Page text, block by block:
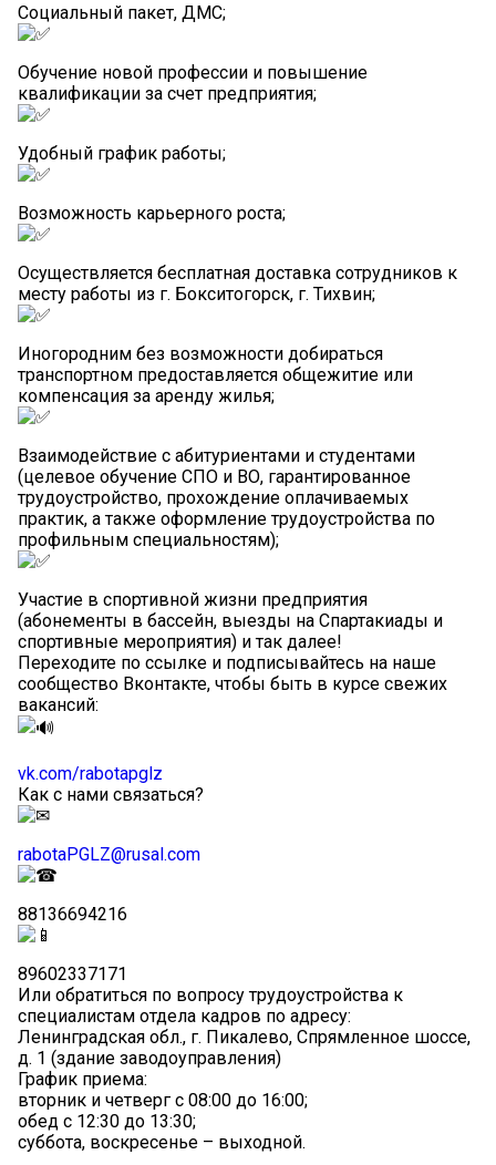
Социальный пакет, ДМС;
Обучение новой профессии и повышение
квалификации за счет предприятия;
Удобный график работы;
Возможность карьерного роста;
Осуществляется бесплатная доставка сотрудников к
месту работы из г. Бокситогорск, г. Тихвин;
Иногородним без возможности добираться
транспортном предоставляется общежитие или
компенсация за аренду жилья;
Взаимодействие с абитуриентами и студентами
(целевое обучение СПО и ВО, гарантированное
трудоустройство, прохождение оплачиваемых
практик, а также оформление трудоустройства по
профильным специальностям);
Участие в спортивной жизни предприятия
(абонементы в бассейн, выезды на Спартакиады и
спортивные мероприятия) и так далее!
Переходите по ссылке и подписывайтесь на наше
сообщество Вконтакте, чтобы быть в курсе свежих
вакансий:
vk.com/rabotapglz
Как с нами связаться?
rabotaPGLZ@rusal.com
88136694216
89602337171
Или обратиться по вопросу трудоустройства к
специалистам отдела кадров по адресу:
Ленинградская обл., г. Пикалево, Спрямленное шоссе,
д. 1 (здание заводоуправления)
График приема:
вторник и четверг с 08:00 до 16:00;
обед с 12:30 до 13:30;
суббота, воскресенье – выходной.